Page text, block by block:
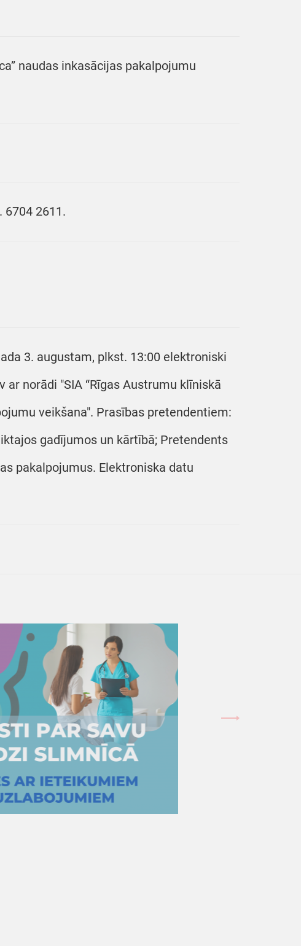
naudas inkasācijas pakalpojumu
6704 2611.
3. augustam, plkst. 13:00 elektroniski
norādi "SIA “Rīgas Austrumu klīniskā
veikšana". Prasības pretendentiem:
gadījumos un kārtībā; Pretendents
pakalpojumus. Elektroniska datu